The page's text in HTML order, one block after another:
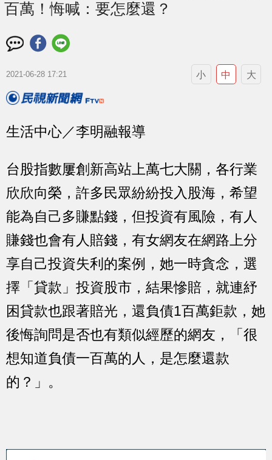
百萬！悔喊：要怎麼還？
2021-06-28 17:21 小 中 大
生活中心／李明融報導
台股指數屢創新高站上萬七大關，各行業
欣欣向榮，許多民眾紛紛投入股海，希望
能為自己多賺點錢，但投資有風險，有人
賺錢也會有人賠錢，有女網友在網路上分
享自己投資失利的案例，她一時貪念，選
擇「貸款」投資股市，結果慘賠，就連紓
困貸款也跟著賠光，還負債1百萬鉅款，她
後悔詢問是否也有類似經歷的網友，「很
想知道負債一百萬的人，是怎麼還款
的？」。